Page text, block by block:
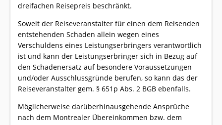
dreifachen Reisepreis beschränkt.
Soweit der Reiseveranstalter für einen dem Reisenden
entstehenden Schaden allein wegen eines
Verschuldens eines Leistungserbringers verantwortlich
ist und kann der Leistungserbringer sich in Bezug auf
den Schadenersatz auf besondere Voraussetzungen
und/oder Ausschlussgründe berufen, so kann das der
Reiseveranstalter gem. § 651p Abs. 2 BGB ebenfalls.
Möglicherweise darüberhinausgehende Ansprüche
nach dem Montrealer Übereinkommen bzw. dem